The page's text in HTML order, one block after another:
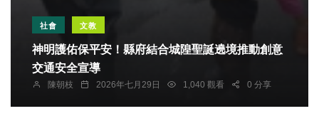
社會 文教
神明護佑保平安！縣府結合城隍聖誕遶境推動創意
交通安全宣導
陳朝枝 2026年七月29日 1,040 觀看 0 分享